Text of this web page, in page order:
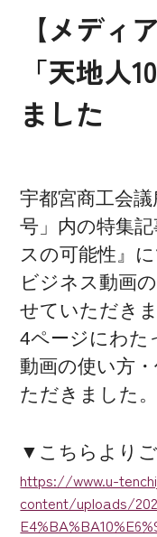
【メディ
「天地人
ました
宇都宮商工会
号」内の特集
スの可能性』に
ビジネス動画
せていただきま
4ページにわた
動画の使い方
ただきました。
▼こちらよりご
https://www.u-
content/uploads/